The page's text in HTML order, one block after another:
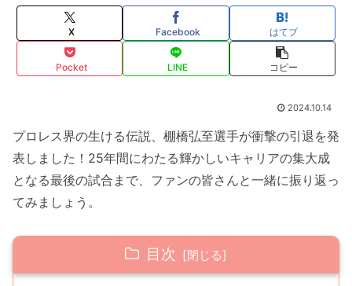
X Facebook はてブ
Pocket LINE コピー
2024.10.14
プロレス界の生ける伝説、棚橋弘至選手が衝撃の引退を発
表しました！25年間にわたる輝かしいキャリアの集大成
となる最後の試合まで、ファンの皆さんと一緒に振り返っ
てみましょう。
目次